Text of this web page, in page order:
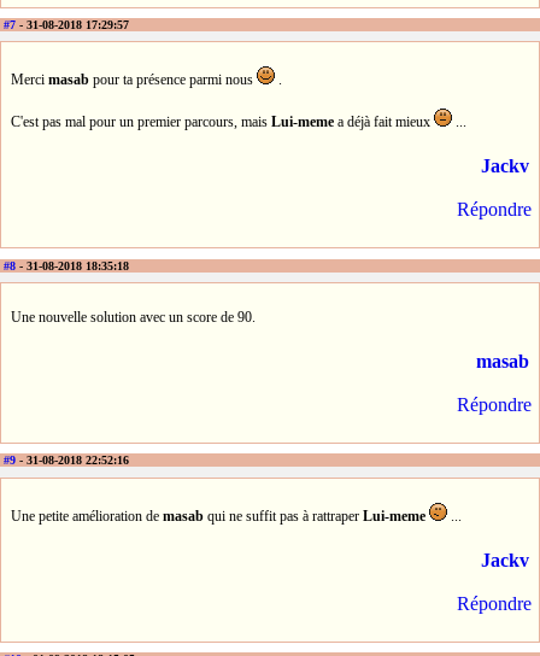
#7 - 31-08-2018 17:29:57
Merci masab pour ta présence parmi nous .
C'est pas mal pour un premier parcours, mais Lui-meme a déjà fait mieux ...
Jackv
Répondre
#8 - 31-08-2018 18:35:18
Une nouvelle solution avec un score de 90.
masab
Répondre
#9 - 31-08-2018 22:52:16
Une petite amélioration de masab qui ne suffit pas à rattraper Lui-meme
Jackv
Répondre